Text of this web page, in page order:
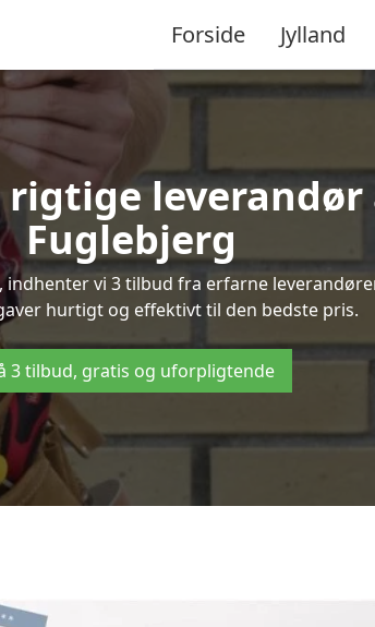
Forside Jylland
Fuglebjerg
vi 3 tilbud fra erfarne
hurtigt og effektivt til den bedste pris.
3 tilbud, gratis og uforpligtende